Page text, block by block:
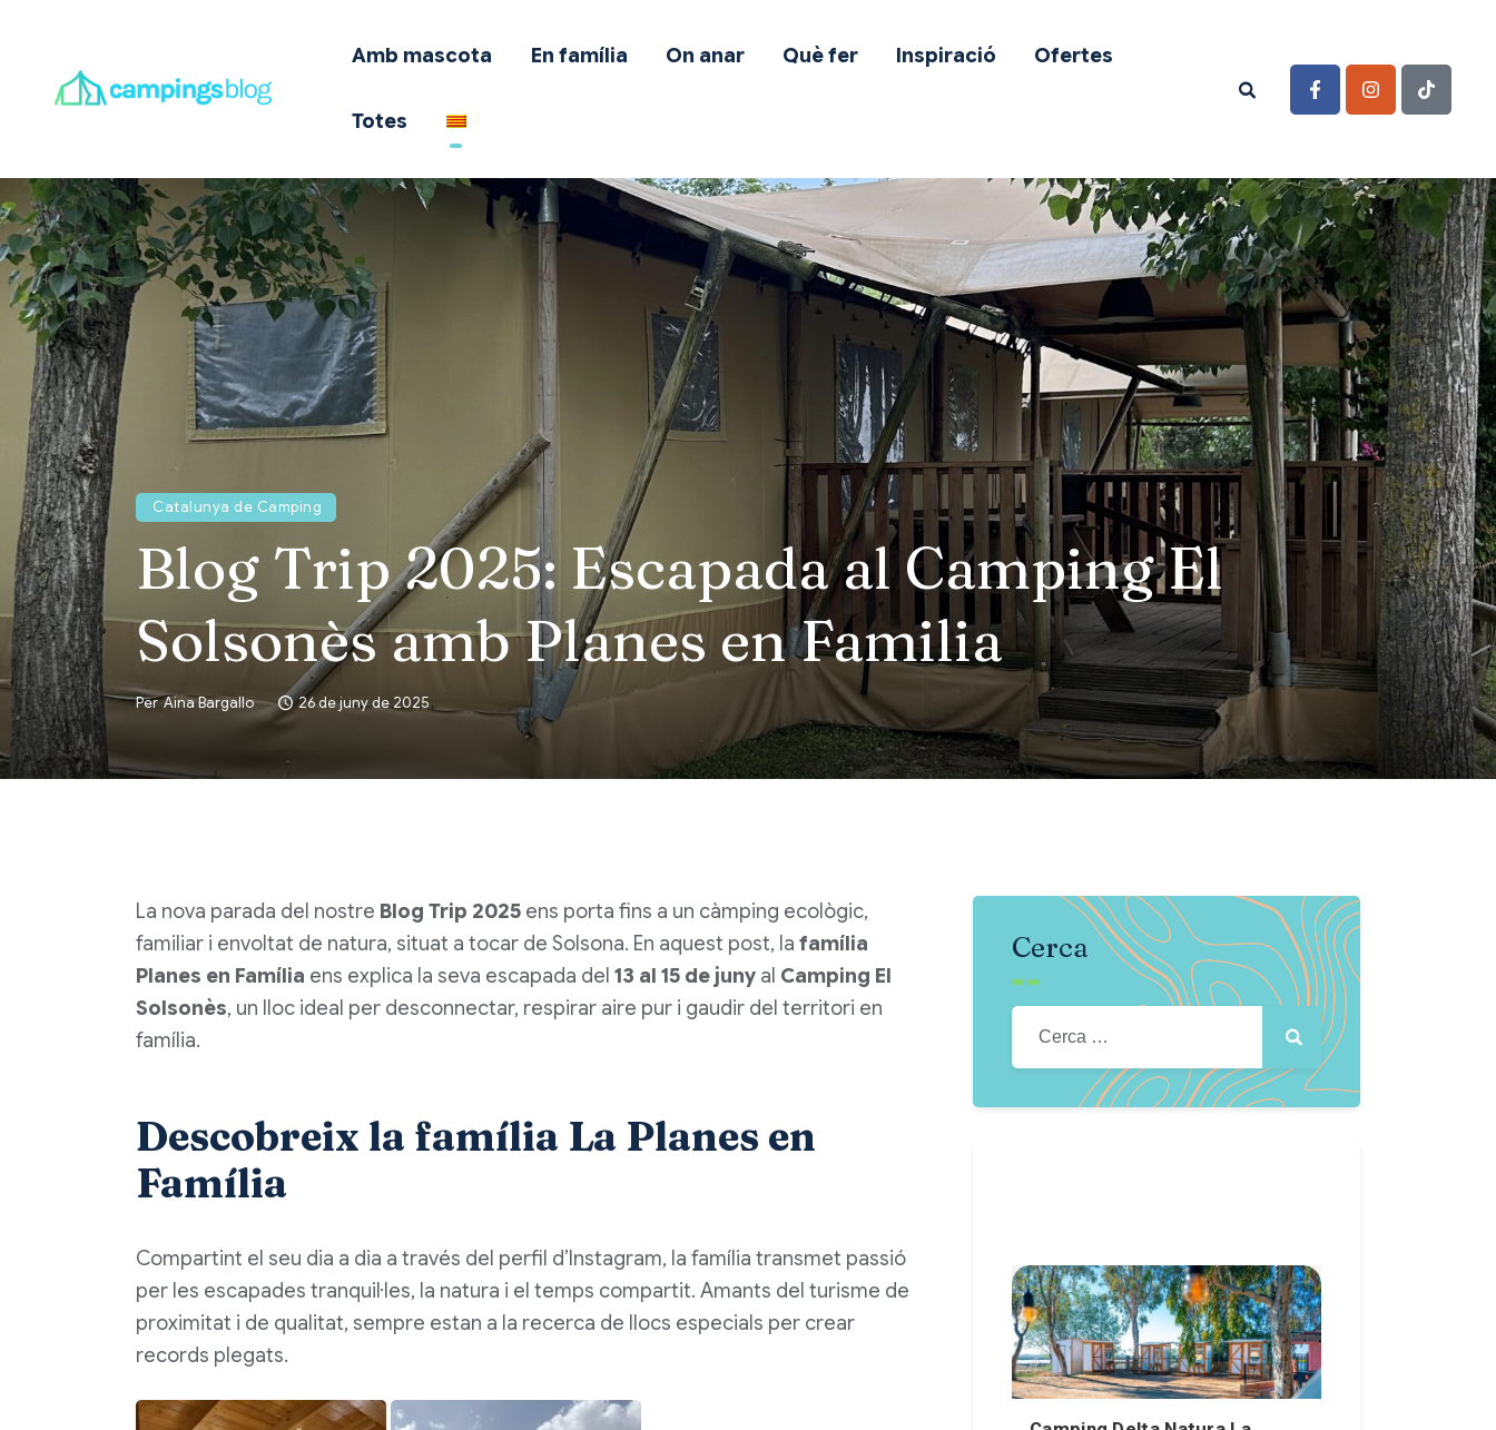
Amb mascota En família On anar Què fer Inspiració Ofertes
Totes
Què fer
Inspiració
Ofertes
Totes
Catalunya de Camping
Blog Trip 2025: Escapada al Camping El
Solsonès amb Planes en Familia
Per Aina Bargallo 26 de juny de 2025
La nova parada del nostre Blog Trip 2025 ens porta fins a un càmping ecològic,
familiar i envoltat de natura, situat a tocar de Solsona. En aquest post, la família
Planes en Família ens explica la seva escapada del 13 al 15 de juny al Camping El
Solsonès, un lloc ideal per desconnectar, respirar aire pur i gaudir del territori en
família.
Descobreix la família La Planes en
Família
Compartint el seu dia a dia a través del perfil d’Instagram, la família transmet passió
per les escapades tranquil·les, la natura i el temps compartit. Amants del turisme de
proximitat i de qualitat, sempre estan a la recerca de llocs especials per crear
records plegats.
Cerca